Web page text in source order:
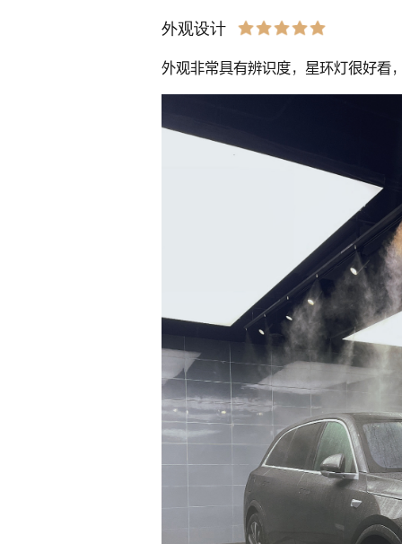
外观设计
外观非常具有辨识度，星环灯很好看